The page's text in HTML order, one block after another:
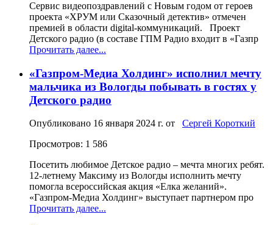
Сервис видеопоздравлений с Новым годом от героев
проекта «ХРУМ или Сказочный детектив» отмечен
премией в области digital-коммуникаций. Проект
Детского радио (в составе ГПМ Радио входит в «Газпр
Прочитать далее...
«Газпром-Медиа Холдинг» исполнил мечту
мальчика из Вологды побывать в гостях у
Детского радио
Опубликовано 16 января 2024 г. от Сергей Короткий
Просмотров: 1 586
Посетить любимое Детское радио – мечта многих ребят.
12-летнему Максиму из Вологды исполнить мечту
помогла всероссийская акция «Елка желаний».
«Газпром-Медиа Холдинг» выступает партнером про
Прочитать далее...